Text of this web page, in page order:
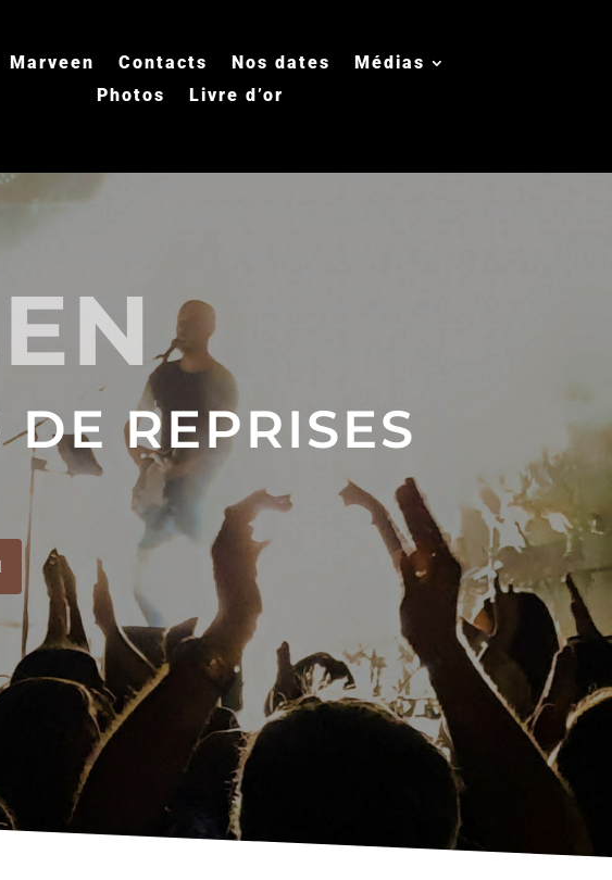
Marveen Contacts Nos dates
Médias
Photos
Livre d’or
REPRISES